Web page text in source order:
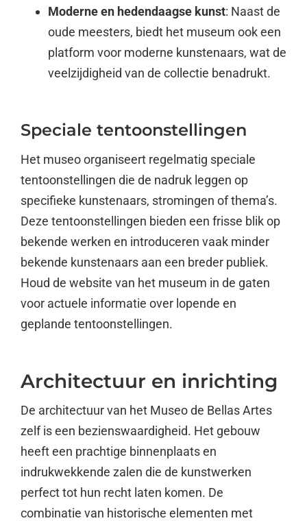
Moderne en hedendaagse kunst: Naast de
oude meesters, biedt het museum ook een
platform voor moderne kunstenaars, wat de
veelzijdigheid van de collectie benadrukt.
Speciale tentoonstellingen
Het museo organiseert regelmatig speciale
tentoonstellingen die de nadruk leggen op
specifieke kunstenaars, stromingen of thema’s.
Deze tentoonstellingen bieden een frisse blik op
bekende werken en introduceren vaak minder
bekende kunstenaars aan een breder publiek.
Houd de website van het museum in de gaten
voor actuele informatie over lopende en
geplande tentoonstellingen.
Architectuur en inrichting
De architectuur van het Museo de Bellas Artes
zelf is een bezienswaardigheid. Het gebouw
heeft een prachtige binnenplaats en
indrukwekkende zalen die de kunstwerken
perfect tot hun recht laten komen. De
combinatie van historische elementen met